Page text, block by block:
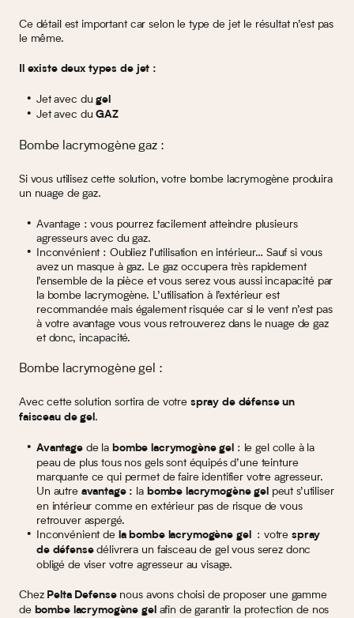
Ce détail est important car selon le type de jet le résultat n’est pas
le même.
Il existe deux types de jet :
Jet avec dugel
Jet avec duGAZ
Bombe lacrymogène gaz :
Si vous utilisez cette solution, votre bombe lacrymogène produira
un nuage de gaz.
Avantage : vous pourrez facilement atteindre plusieurs
agresseurs avec du gaz.
Inconvénient : Oubliez l’utilisation en intérieur… Sauf si vous
avez un masque à gaz. Le gaz occupera très rapidement
l’ensemble de la pièce et vous serez vous aussi incapacité par
la bombe lacrymogène. L’utilisation à l’extérieur est
recommandée mais également risquée car si le vent n’est pas
à votre avantage vous vous retrouverez dans le nuage de gaz
et donc, incapacité.
Bombe lacrymogène gel :
Avec cette solution sortira de votre spray de défense un
faisceau de gel.
Avantagede la bombe lacrymogène gel : le gel colle à la
peau de plus tous nos gels sont équipés d’une teinture
marquante ce qui permet de faire identifier votre agresseur.
Un autre avantage : la bombe lacrymogène gel peut s’utiliser
en intérieur comme en extérieur pas de risque de vous
retrouver aspergé.
Inconvénient de la bombe lacrymogène gel : votrespray
de défensedélivrera un faisceau de gel vous serez donc
obligé de viser votre agresseur au visage.
Chez Pelta Defensenous avons choisi de proposer une gamme
de bombe lacrymogène gel afin de garantir la protection de nos